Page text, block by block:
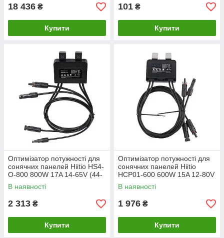
18 436 ₴
Купити
101 ₴
Купити
Оптимізатор потужності для
сонячних панелей Hiitio HS4-
O-800 800W 17A 14-65V (44-
00504)
В наявності
2 313 ₴
Купити
Оптимізатор потужності для
сонячних панелей Hiitio
HCP01-600 600W 15A 12-80V
(44-00501)
В наявності
1 976 ₴
Купити